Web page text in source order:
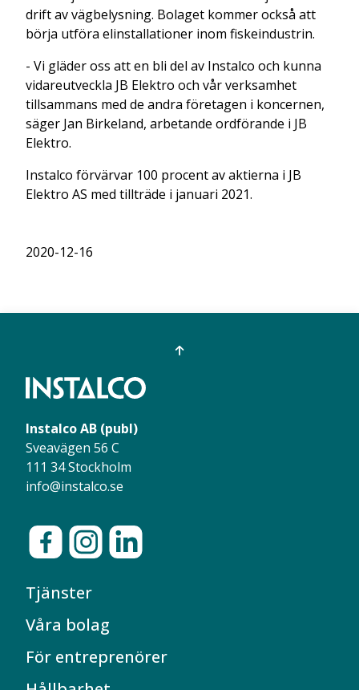
drift av vägbelysning. Bolaget kommer också att
börja utföra elinstallationer inom fiskeindustrin.
- Vi gläder oss att en bli del av Instalco och kunna
vidareutveckla JB Elektro och vår verksamhet
tillsammans med de andra företagen i koncernen,
säger Jan Birkeland, arbetande ordförande i JB
Elektro.
Instalco förvärvar 100 procent av aktierna i JB
Elektro AS med tillträde i januari 2021.
2020-12-16
Instalco AB (publ)
Sveavägen 56 C
111 34 Stockholm
info@instalco.se
Tjänster
Våra bolag
För entreprenörer